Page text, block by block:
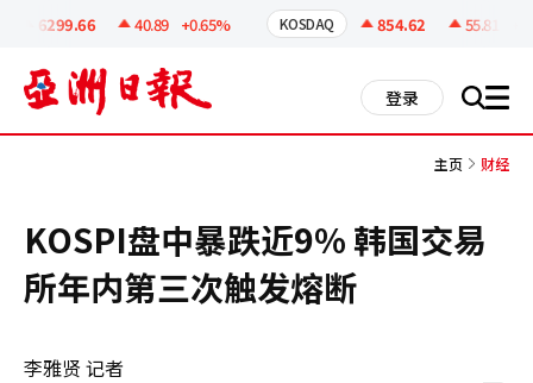
6299.66 40.89 +0.65% KOSDAQ 854.62 55.81
登录 搜 all
主页 财经
KOSPI盘中暴跌近9% 韩国交易
所年内第三次触发熔断
李雅贤 记者